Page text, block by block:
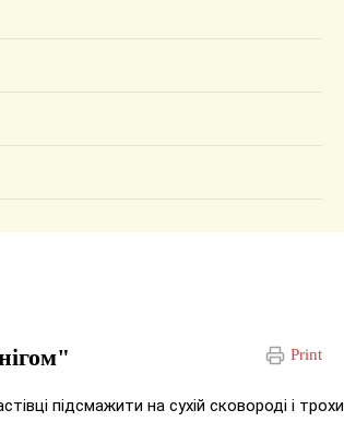
Print
підсмажити на сухій сковороді і трохи